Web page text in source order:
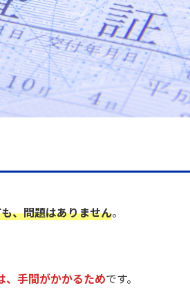
、問題はありません。
、手間がかかるためです。